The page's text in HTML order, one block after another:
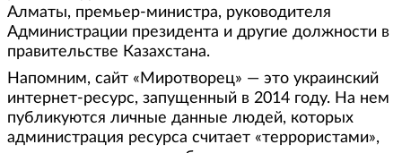
Алматы, премьер-министра, руководителя
Администрации президента и другие должности в
правительстве Казахстана.
Напомним, сайт «Миротворец» — это украинский
интернет-ресурс, запущенный в 2014 году. На нем
публикуются личные данные людей, которых
администрация ресурса считает «террористами»,